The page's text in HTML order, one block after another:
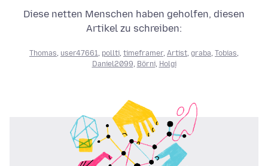
Diese netten Menschen haben geholfen, diesen
Artikel zu schreiben:
Thomas user47661 pollti timeframer, Artist graba Tobias
Daniel2099 Börni, Holgi